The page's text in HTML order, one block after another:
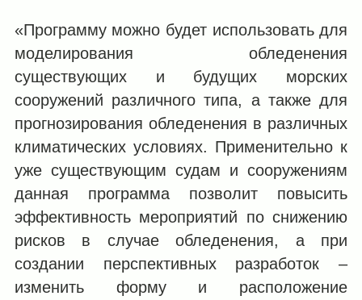
«Программу можно будет использовать для
моделирования обледенения
существующих и будущих морских
сооружений различного типа, а также для
прогнозирования обледенения в различных
климатических условиях. Применительно к
уже существующим судам и сооружениям
данная программа позволит повысить
эффективность мероприятий по снижению
рисков в случае обледенения, а при
создании перспективных разработок –
изменить форму и расположение